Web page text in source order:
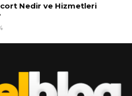
Nedir ve Hizmetleri